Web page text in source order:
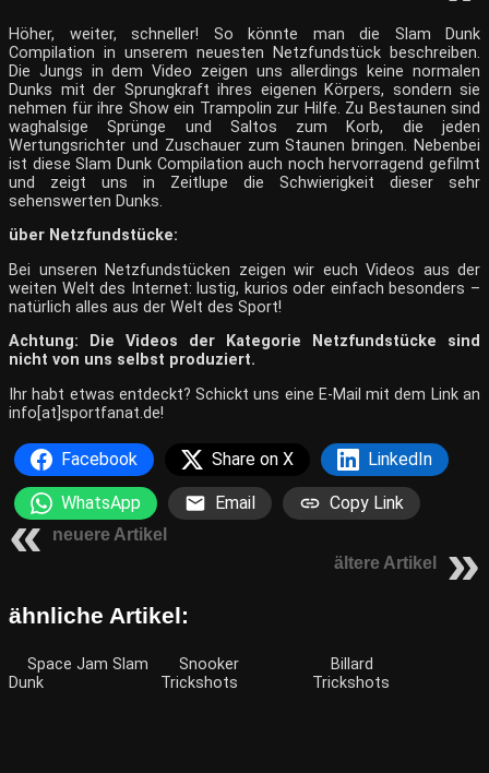
Höher, weiter, schneller! So könnte man die Slam Dunk
Compilation in unserem neuesten Netzfundstück beschreiben.
Die Jungs in dem Video zeigen uns allerdings keine normalen
Dunks mit der Sprungkraft ihres eigenen Körpers, sondern sie
nehmen für ihre Show ein Trampolin zur Hilfe. Zu Bestaunen sind
waghalsige Sprünge und Saltos zum Korb, die jeden
Wertungsrichter und Zuschauer zum Staunen bringen. Nebenbei
ist diese Slam Dunk Compilation auch noch hervorragend gefilmt
und zeigt uns in Zeitlupe die Schwierigkeit dieser sehr
sehenswerten Dunks.
über Netzfundstücke:
Bei unseren Netzfundstücken zeigen wir euch Videos aus der
weiten Welt des Internet: lustig, kurios oder einfach besonders –
natürlich alles aus der Welt des Sport!
Achtung: Die Videos der Kategorie Netzfundstücke sind
nicht von uns selbst produziert.
Ihr habt etwas entdeckt? Schickt uns eine E-Mail mit dem Link an
info[at]sportfanat.de!
Facebook Share on X LinkedIn
WhatsApp Email Copy Link
neuere Artikel
ältere Artikel
ähnliche Artikel:
Space Jam Slam
Dunk
Snooker
Trickshots
Billard
Trickshots